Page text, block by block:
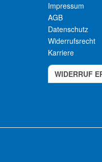
Impressum
AGB
Datenschutz
Widerrufsrecht
Karriere
WIDERRUF